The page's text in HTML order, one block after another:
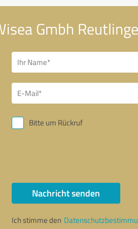
Gmbh
Bitte um Rückruf
Nachricht senden
Ich stimme den